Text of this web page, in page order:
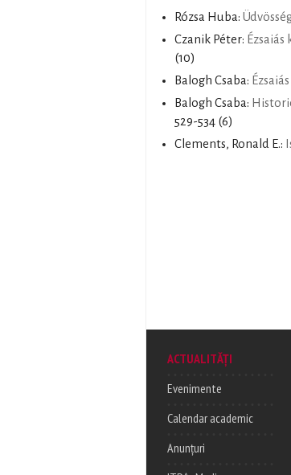
Rózsa Huba:
Czanik Péter:
(10)
Balogh Csaba:
Balogh Csaba:
529-534 (6)
Clements, Ronald E.:
ACTUALITĂȚI
Evenimente
Calendar academic
Anunțuri